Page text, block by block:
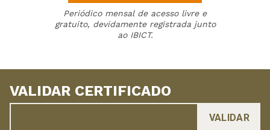
Periódico mensal de acesso livre e
gratuito, devidamente registrada junto
ao IBICT.
VALIDAR CERTIFICADO